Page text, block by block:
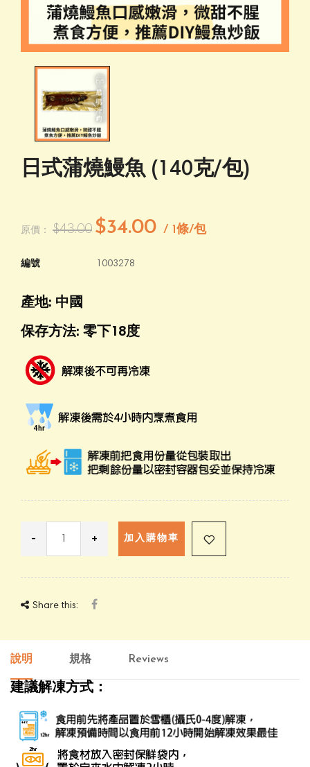
日式蒲燒鰻魚 (140克/包)
原價： $43.00 $34.00 / 1條/包
編號 1003278
產地: 中國
保存方法: 零下18度
- + 加入購物車
Share this:
說明 規格 Reviews
建議解凍方式：